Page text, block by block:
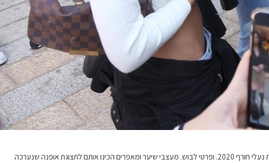
לאחר המיון הראשוני נבחרו 10 מועמדות סופיות. שעברו קורס הליכה על מסלול תצוגת אופנה. כמו כן הסטייליסטיות התאימו להן אישית קולקציות נעלי חורף 2020. ופרטי לבוש. מעצבי שיער ומאפרים הכינו אותם לתצוגת אופנה שנערכה